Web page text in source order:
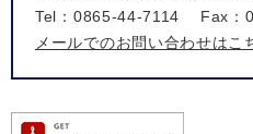
Tel：0865-44-7114
Fax：
メールでのお問い合わせはこ